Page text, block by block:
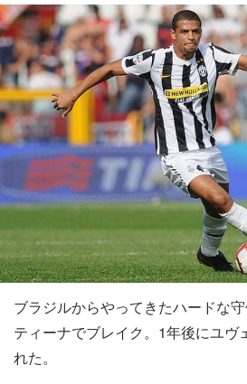
ブラジルからやってきたハードな
ティーナでブレイク。1年後にユヴ
れた。